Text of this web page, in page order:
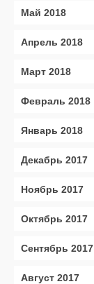
Май 2018
Апрель 2018
Март 2018
Февраль 2018
Январь 2018
Декабрь 2017
Ноябрь 2017
Октябрь 2017
Сентябрь 2017
Август 2017